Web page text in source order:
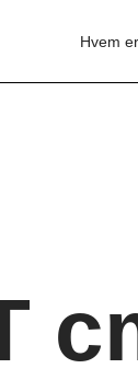
Hvem